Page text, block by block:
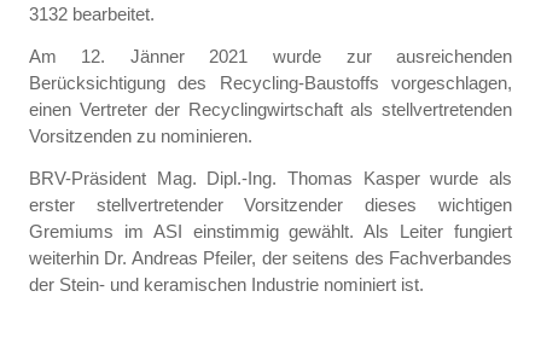
3132 bearbeitet.
Am 12. Jänner 2021 wurde zur ausreichenden
Berücksichtigung des Recycling-Baustoffs vorgeschlagen,
einen Vertreter der Recyclingwirtschaft als stellvertretenden
Vorsitzenden zu nominieren.
BRV-Präsident Mag. Dipl.-Ing. Thomas Kasper wurde als
erster stellvertretender Vorsitzender dieses wichtigen
Gremiums im ASI einstimmig gewählt. Als Leiter fungiert
weiterhin Dr. Andreas Pfeiler, der seitens des Fachverbandes
der Stein- und keramischen Industrie nominiert ist.